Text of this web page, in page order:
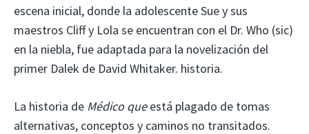
escena inicial, donde la adolescente Sue y sus
maestros Cliff y Lola se encuentran con el Dr. Who (sic)
en la niebla, fue adaptada para la novelización del
primer Dalek de David Whitaker. historia.
La historia de Médico queestá plagado de tomas
alternativas, conceptos y caminos no transitados.